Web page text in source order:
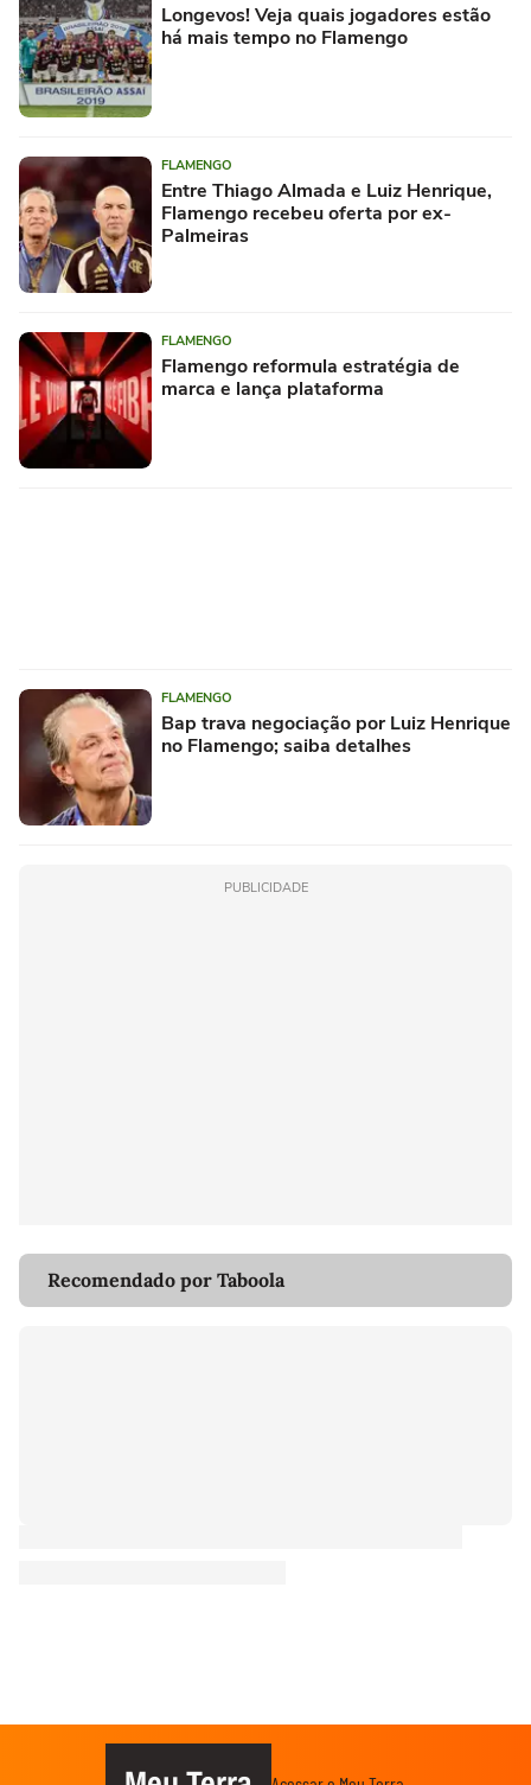
Longevos! Veja quais jogadores estão
há mais tempo no Flamengo
FLAMENGO
Entre Thiago Almada e Luiz Henrique,
Flamengo recebeu oferta por ex-
Palmeiras
FLAMENGO
Flamengo reformula estratégia de
marca e lança plataforma
FLAMENGO
Bap trava negociação por Luiz Henrique
no Flamengo; saiba detalhes
PUBLICIDADE
Recomendado por Taboola